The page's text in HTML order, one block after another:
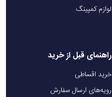
لوازم کمپینگ
راهنمای قبل از خرید
خرید اقساطی
رویه‌های ارسال سفارش